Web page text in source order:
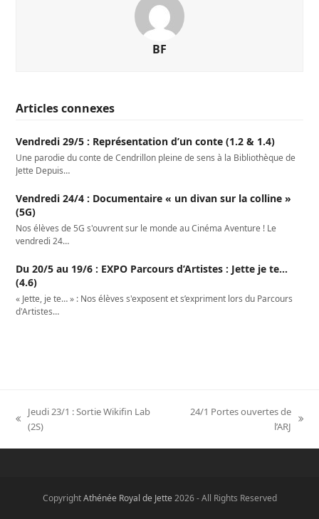
BF
Articles connexes
Vendredi 29/5 : Représentation d’un conte (1.2 & 1.4)
Une parodie du conte de Cendrillon pleine de sens à la Bibliothèque de
Jette Depuis…
Vendredi 24/4 : Documentaire « un divan sur la colline »
(5G)
Nos élèves de 5G s'ouvrent sur le monde au Cinéma Aventure ! Le
vendredi 24…
Du 20/5 au 19/6 : EXPO Parcours d’Artistes : Jette je te…
(4.6)
« Jette, je te… » : Nos élèves s'exposent et s’expriment lors du Parcours
d'Artistes…
previous
Jeudi 23/1 : Sortie Wikifin Lab
(2S)
24/1 Portes ouvertes de
l’ARJ
CopyrightAthénée Royal de Jette 2026 - All Rights Reserved